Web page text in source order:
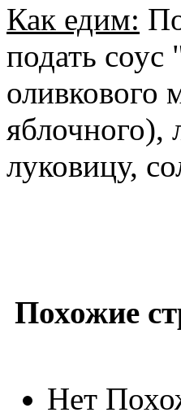
Как едим:
подать соус
оливкового
яблочного),
луковицу,
Похожие
Нет